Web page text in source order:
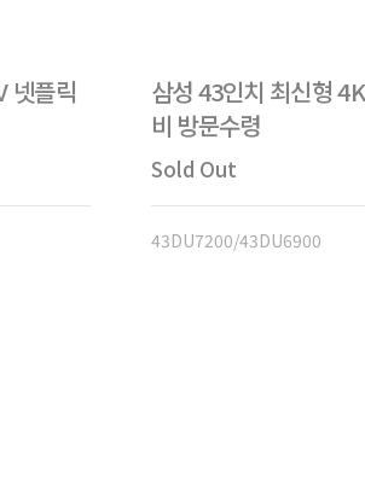
넷플릭
삼성 43인치 최신형
비 방문수령
Sold Out
43DU7200/43DU6900